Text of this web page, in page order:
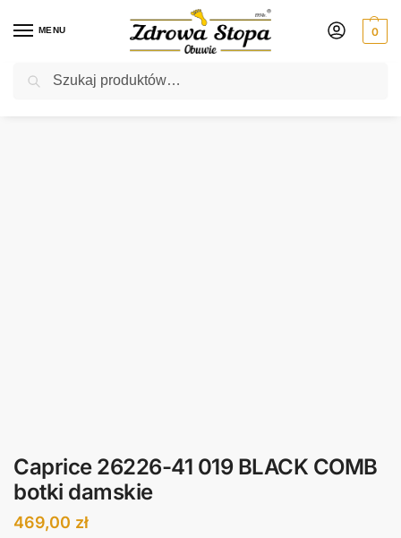
MENU 0
Rabat ⚡ 5% kod: ZDROWASTOPA (na obuwie poza promocją)
Caprice 26226-41 019 BLACK COMB
botki damskie
469,00 zł